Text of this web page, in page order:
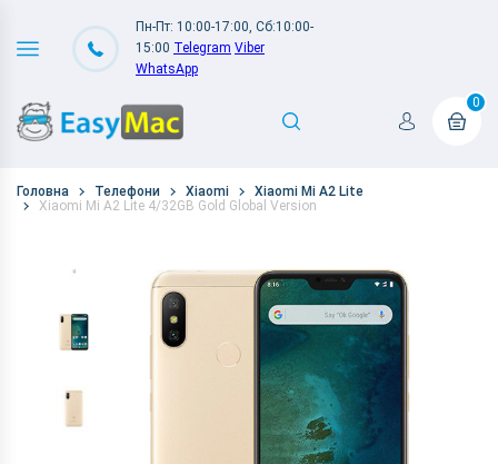
Пн-Пт: 10:00-17:00, Сб:10:00-
15:00 Telegram Viber
WhatsApp
0
Головна Телефони Xiaomi
Xiaomi Mi A2 Lite
Xiaomi Mi A2 Lite 4/32GB Gold Global Version